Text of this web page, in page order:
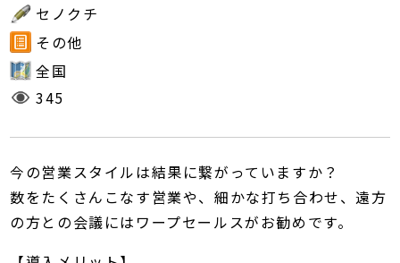
セノクチ
その他
全国
345
今の営業スタイルは結果に繋がっていますか？
数をたくさんこなす営業や、細かな打ち合わせ、遠方
の方との会議にはワープセールスがお勧めです。